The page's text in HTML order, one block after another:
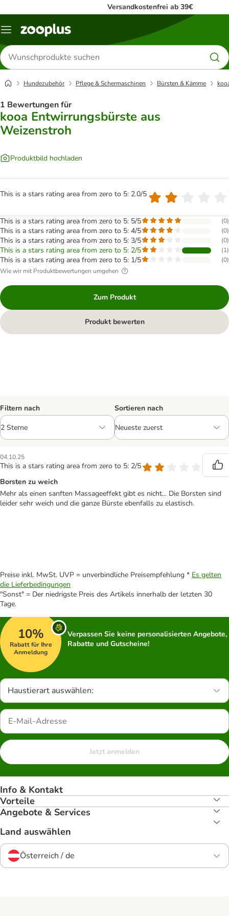
Versandkostenfrei ab 39€
Menü
Produkte
suchen
Hundezubehör Pflege & Schermaschinen Bürsten & Kämme
1 Bewertungen für
kooa Entwirrungsbürste aus
Weizenstroh
Produktbild hochladen
This is a stars rating area from zero to 5: 2.0/5
This is a stars rating area from zero to 5: 5/5 (0)
This is a stars rating area from zero to 5: 4/5 (0)
This is a stars rating area from zero to 5: 3/5 (0)
This is a stars rating area from zero to 5: 2/5 (1)
This is a stars rating area from zero to 5: 1/5 (0)
Wie wir mit Produktbewertungen umgehen
Zum Produkt
Produkt bewerten
Filtern nach Sortieren nach
04.10.25
This is a stars rating area from zero to 5: 2/5
Borsten zu weich
Mehr als einen sanften Massageeffekt gibt es nicht... Die Borsten sind
leider sehr weich und die ganze Bürste ebenfalls zu elastisch.
Preise inkl. MwSt. UVP = unverbindliche Preisempfehlung * Es gelten
die Lieferbedingungen
"Sonst" = Der niedrigste Preis des Artikels innerhalb der letzten 30
Tage.
10%
Rabatt für Ihre
Anmeldung
Verpassen Sie keine personalisierten Angebote,
Rabatte und Gutscheine!
Haustierart auswählen:
Jetzt anmelden
Info & Kontakt
Vorteile
Angebote & Services
Land auswählen
Österreich / de